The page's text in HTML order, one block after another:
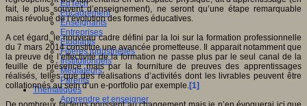
EdTech
Encadrement
Enseignants
Entreprises
Etudiants
Filières industrielles
Institutionnels
Médiateurs
Parents
Thématiques
Apprendre et enseigner
fait, le plus souvent d’enseignement), ne seront qu’une étape remarquable
mais révolue de l’évolution des formes éducatives.
A cet égard, le nouveau cadre défini par la loi sur la formation professionnelle
du 7 mars 2014 constitue une avancée prometteuse. Il apparait notamment que
la preuve de l’effectivité de la formation ne passe plus par le seul canal de la
feuille de présence mais par la fourniture de preuves des apprentissages
réalisés, telles que des réalisations d’activités dont les livrables peuvent être
collationnés au sein d’un e-portfolio par exemple.[1]